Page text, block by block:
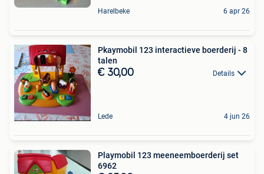
Harelbeke 6 apr 26
Pkaymobil 123 interactieve boerderij - 8
talen
€ 30,00 Details
Lede 4 jun 26
Playmobil 123 meeneemboerderij set
6962